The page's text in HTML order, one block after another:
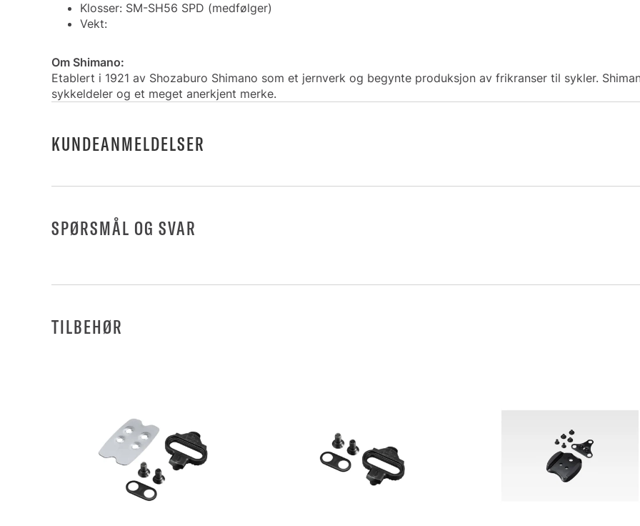
Klosser: SM-SH56 SPD (medfølger)
Vekt:
Om Shimano:
Etablert i 1921 av Shozaburo Shimano som et jernverk og begynte produksjon av frikranser til sykler.
sykkeldeler og et meget anerkjent merke.
KUNDEANMELDELSER
SPØRSMÅL OG SVAR
TILBEHØR